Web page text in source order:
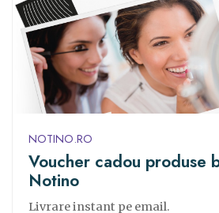
NOTINO.RO
Voucher cadou produse
Notino
Livrare instant pe email.